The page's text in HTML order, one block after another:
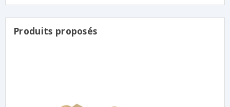
Produits proposés